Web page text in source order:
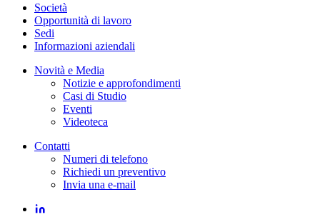
Società
Opportunità di lavoro
Sedi
Informazioni aziendali
Novità e Media
Notizie e approfondimenti
Casi di Studio
Eventi
Videoteca
Contatti
Numeri di telefono
Richiedi un preventivo
Invia una e-mail